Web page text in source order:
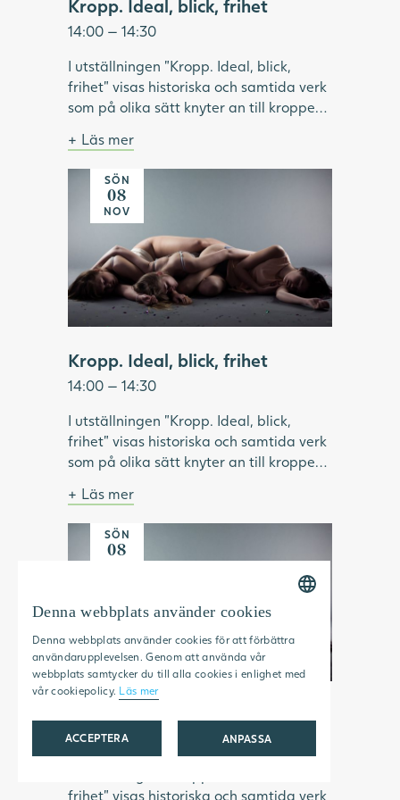
Kropp. Ideal, blick, frihet
14:00 — 14:30
I utställningen "Kropp. Ideal, blick,
frihet" visas historiska och samtida verk
som på olika sätt knyter an till kroppen.
format och omformat idéer om kropp
och skönhet. Vilken roll har modellen
haft inom konsthistorien? Vilka kroppar
har visats upp och utifrån vems blick? Vi
kroppsliga ideal och ser exempel på
konstnärer som använder kroppen som
verktyg för frigörelse.
Bild: Julia Peirone, Ocean Dream ur
serien Diamonds Dancing, 2017,
Göteborgs konstmuseum.
Läs mer
SÖN
08
NOV
Kropp. Ideal, blick, frihet
14:00 — 14:30
I utställningen "Kropp. Ideal, blick,
frihet" visas historiska och samtida verk
som på olika sätt knyter an till kroppen.
format och omformat idéer om kropp
och skönhet. Vilken roll har modellen
haft inom konsthistorien? Vilka kroppar
har visats upp och utifrån vems blick? Vi
tittar på konstnärskap som utmanar
kroppsliga ideal och ser exempel på
konstnärer som använder kroppen som
verktyg för frigörelse.
Bild: Julia Peirone, Ocean Dream ur
serien Diamonds Dancing, 2017,
Göteborgs konstmuseum.
Läs mer
SÖN
08
15:00 — 15:30
frihet" visas historiska och samtida verk
SWEDISH
ENGLISH
Denna webbplats använder cookies
Denna webbplats använder cookies för att förbättra
användarupplevelsen. Genom att använda vår
webbplats samtycker du till alla cookies i enlighet med
vår cookiepolicy. Läs mer
ACCEPTERA ANPASSA
STRIKT NÖDVÄNDIGT